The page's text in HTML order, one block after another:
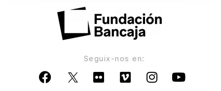
Seguix-nos en: